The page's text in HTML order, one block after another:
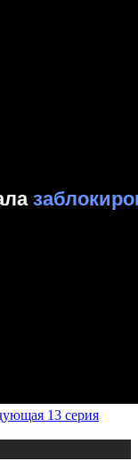
13 серия